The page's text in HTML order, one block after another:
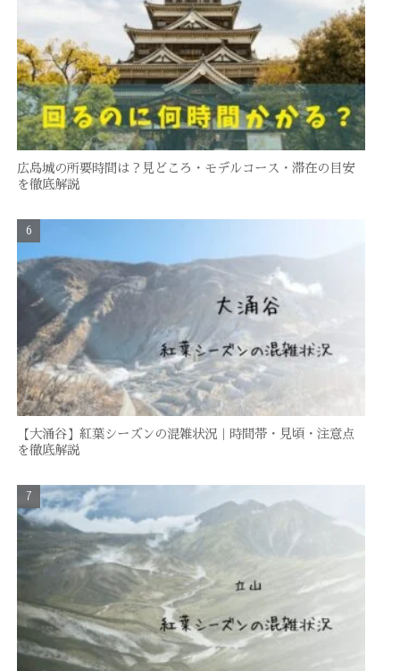
広島城の所要時間は？見どころ・モデルコース・滞在の目安
を徹底解説
【大涌谷】紅葉シーズンの混雑状況｜時間帯・見頃・注意点
を徹底解説